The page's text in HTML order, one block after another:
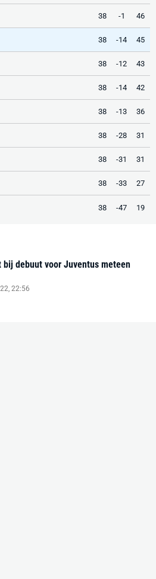
38 -1 46
38 -14 45
38 -12 43
38 -14 42
38 -13 36
38 -28 31
38 -31 31
38 -33 27
38 -47 19
bij debuut voor Juventus meteen
22:56